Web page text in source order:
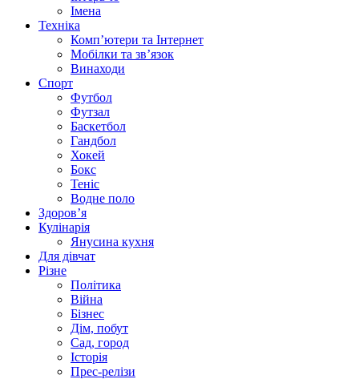
Імена
Техніка
Комп’ютери та Інтернет
Мобілки та зв’язок
Винаходи
Спорт
Футбол
Футзал
Баскетбол
Гандбол
Хокей
Бокс
Теніс
Водне поло
Здоров’я
Кулінарія
Янусина кухня
Для дівчат
Різне
Політика
Війна
Бізнес
Дім, побут
Сад, город
Історія
Прес-релізи